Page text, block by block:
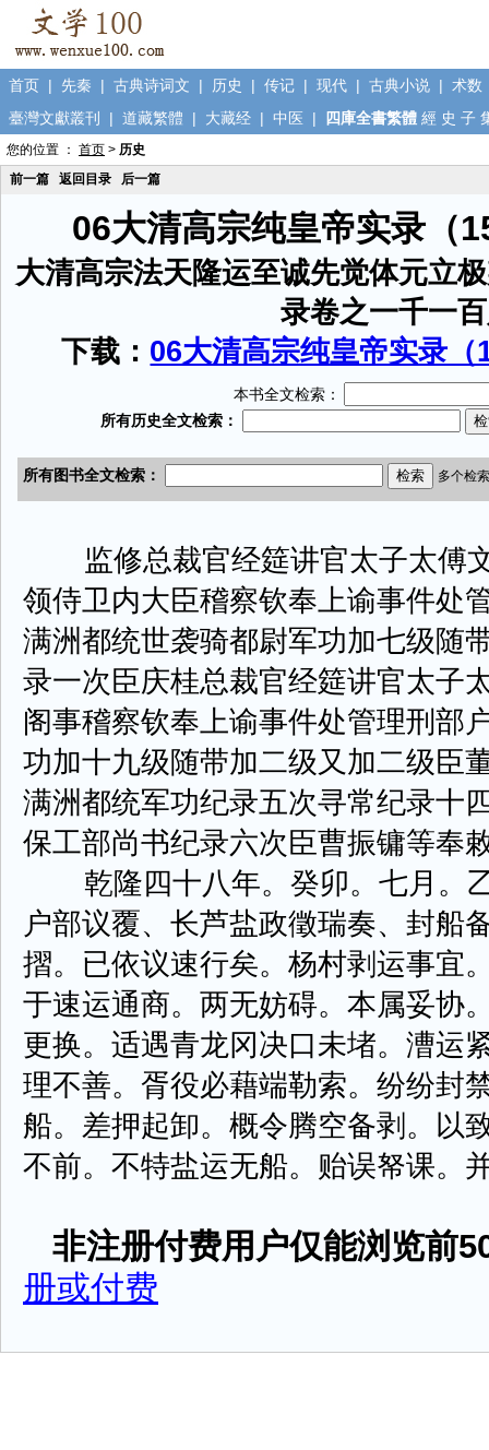
首页 | 先秦 | 古典诗词文 | 历史 | 传记 | 现代 | 古典小说 | 术数
臺灣文獻叢刊
| 道藏繁體 | 大藏经 | 中医 | 四庫全書繁體 經 史 子
您的位置 ： 首页 > 历史
前一篇
返回目录 后一篇
06大清高宗纯皇帝实录（
大清高宗法天隆运至诚先觉体元立
录卷之一千一
下载： 06大清高宗纯皇帝实录
本书全文检索：
监修总裁官经筵讲官太子太傅
领侍卫内大臣稽察钦奉上谕事件处
满洲都统世袭骑都尉军功加七级随
录一次臣庆桂总裁官经筵讲官太子
阁事稽察钦奉上谕事件处管理刑部
功加十九级随带加二级又加二级臣
满洲都统军功纪录五次寻常纪录十
保工部尚书纪录六次臣曹振镛等奉
乾隆四十八年。癸卯。七月。
户部议覆、长芦盐政徵瑞奏、封船
摺。已依议速行矣。杨村剥运事宜
于速运通商。两无妨碍。本属妥协
更换。适遇青龙冈决口未堵。漕运
理不善。胥役必藉端勒索。纷纷封
船。差押起卸。概令腾空备剥。以
不前。不特盐运无船。贻误帑课。
非注册付费用户仅能浏览前
册或付费